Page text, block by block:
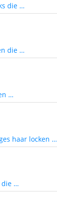
die …
die …
…
haar locken …
die …